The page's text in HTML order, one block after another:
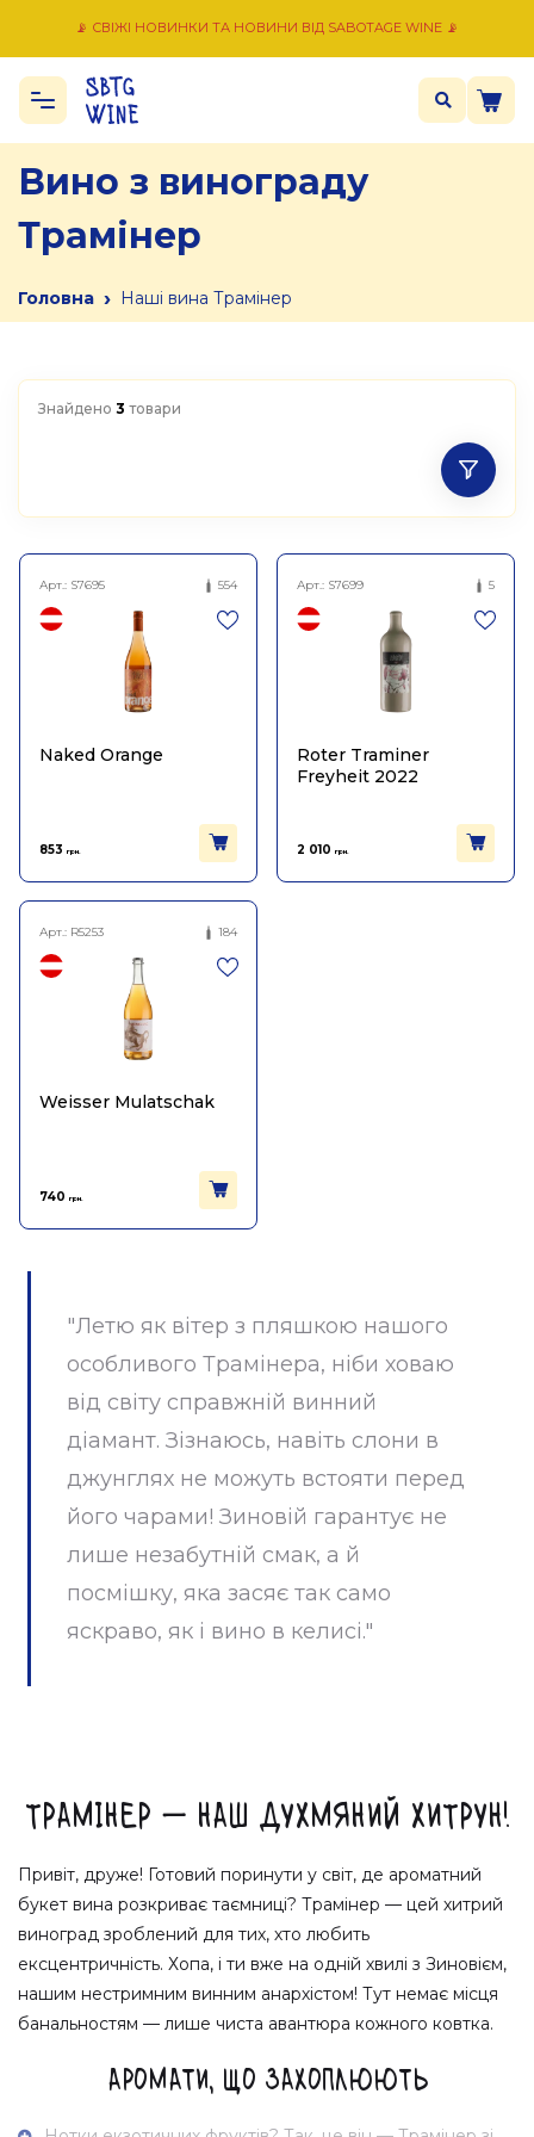
📡 СВІЖІ НОВИНКИ ТА НОВИНИ ВІД SABOTAGE WINE 📡
Вино з винограду
Трамінер
Головна › Наші вина Трамінер
Знайдено 3 товари
Арт.: S7695 554
Naked Orange
853 грн.
Арт.: S7699 5
Roter Traminer
Freyheit 2022
2 010 грн.
Арт.: R5253 184
Weisser Mulatschak
740 грн.
"Летю як вітер з пляшкою нашого
особливого Трамінера, ніби ховаю
від світу справжній винний
діамант. Зізнаюсь, навіть слони в
джунглях не можуть встояти перед
його чарами! Зиновій гарантує не
лише незабутній смак, а й
посмішку, яка засяє так само
яскраво, як і вино в келисі."
Трамінер — наш духмяний хитрун!
Привіт, друже! Готовий поринути у світ, де ароматний
букет вина розкриває таємниці? Трамінер — цей хитрий
виноград зроблений для тих, хто любить
ексцентричність. Хопа, і ти вже на одній хвилі з Зиновієм,
нашим нестримним винним анархістом! Тут немає місця
банальностям — лише чиста авантюра кожного ковтка.
Аромати, що захоплюють